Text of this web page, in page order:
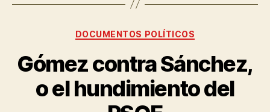
DOCUMENTOS POLÍTICOS
Gómez contra Sánchez,
o el hundimiento del